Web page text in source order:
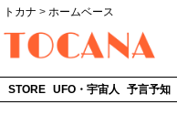
トカナ > ホームベース
STORE UFO・宇宙人 予言予知